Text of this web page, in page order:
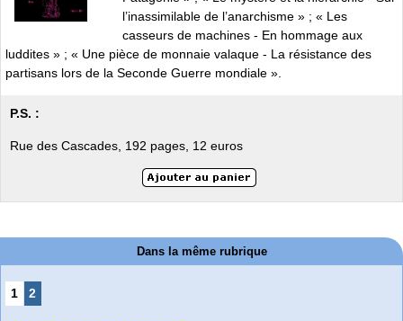
l’inassimilable de l’anarchisme » ; « Les
casseurs de machines - En hommage aux
luddites » ; « Une pièce de monnaie valaque - La résistance des
partisans lors de la Seconde Guerre mondiale ».
P.S. :
Rue des Cascades, 192 pages, 12 euros
Dans la même rubrique
1 2